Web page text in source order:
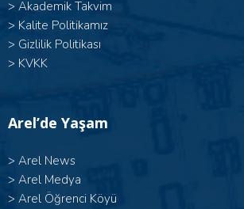
> Akademik Takvim
> Kalite Politikamız
> Gizlilik Politikası
> KVKK
Arel’de Yaşam
> Arel News
> Arel Medya
> Arel Öğrenci Köyü